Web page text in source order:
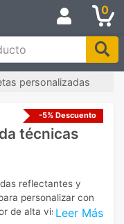
0
personalizadas
-5% Descuento
técnicas
Leer Más
reflectantes y
personalizar con
de alta visibilidad.